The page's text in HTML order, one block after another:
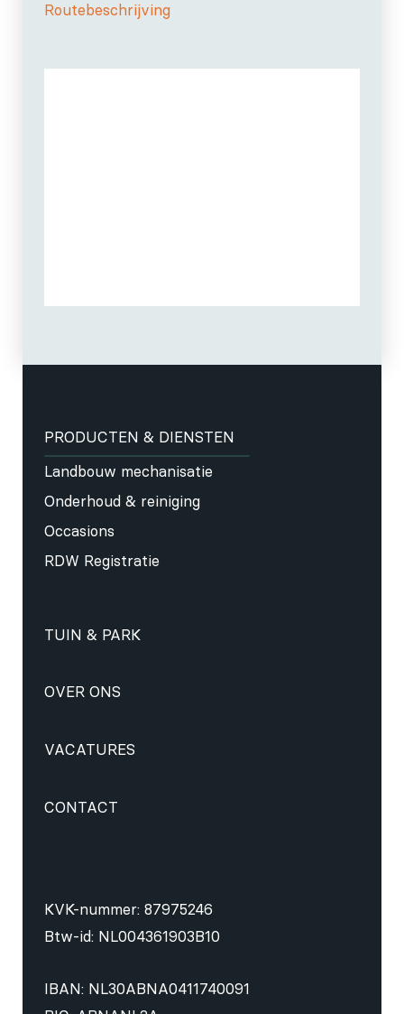
Routebeschrijving
PRODUCTEN & DIENSTEN
Landbouw mechanisatie
Onderhoud & reiniging
Occasions
RDW Registratie
TUIN & PARK
OVER ONS
VACATURES
CONTACT
KVK-nummer: 87975246
Btw-id: NL004361903B10
IBAN: NL30ABNA0411740091